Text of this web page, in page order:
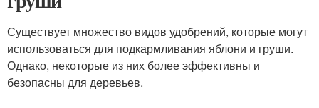
Существует множество видов удобрений, которые могут
использоваться для подкармливания яблони и груши.
Однако, некоторые из них более эффективны и
безопасны для деревьев.